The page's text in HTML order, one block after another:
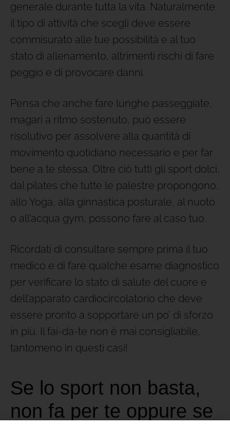
generale durante tutta la vita. Naturalmente
il tipo di attività che scegli deve essere
commisurato alle tue possibilità e al tuo
stato di allenamento, altrimenti rischi di fare
peggio e di provocare danni.
Pensa che anche fare lunghe passeggiate,
magari a ritmo sostenuto, può essere
risolutivo per assolvere alla quantità di
movimento quotidiano necessario e per far
bene a te stessa. Oltre ciò tutti gli sport dolci,
dal pilates che tutte le palestre propongono,
allo Yoga, alla ginnastica posturale, al nuoto
o all’acqua gym, possono fare al caso tuo.
Ricordati di consultare sempre prima il tuo
medico e di fare qualche esame diagnostico
per verificare lo stato di salute del cuore e
dell’apparato cardiocircolatorio che deve
essere pronto a sopportare un po’ di sforzo
in più. Il fai-da-te non è mai consigliabile,
tantomeno in questi casi!
Se lo sport non basta,
non fa per te oppure se